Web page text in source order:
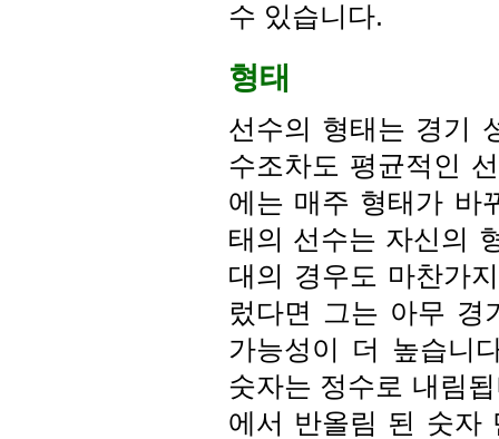
수 있습니다.
형태
선수의 형태는 경기
수조차도 평균적인
에는 매주 형태가 바
태의 선수는 자신의
대의 경우도 마찬가
렀다면 그는 아무 경
가능성이 더 높습니
숫자는 정수로 내림
에서 반올림 된 숫자